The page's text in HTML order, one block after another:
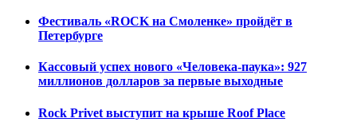
Фестиваль «ROCK на Смоленке» пройдёт в
Петербурге
Кассовый успех нового «Человека-паука»: 927
миллионов долларов за первые выходные
Rock Privet выступит на крыше Roof Place